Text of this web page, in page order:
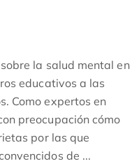
la salud mental en
educativos a las
Como expertos en
preocupación cómo
por las que
de ...